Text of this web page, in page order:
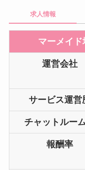
求人情報
マーメイ
運営会社
サービス運営
チャットルー
報酬率